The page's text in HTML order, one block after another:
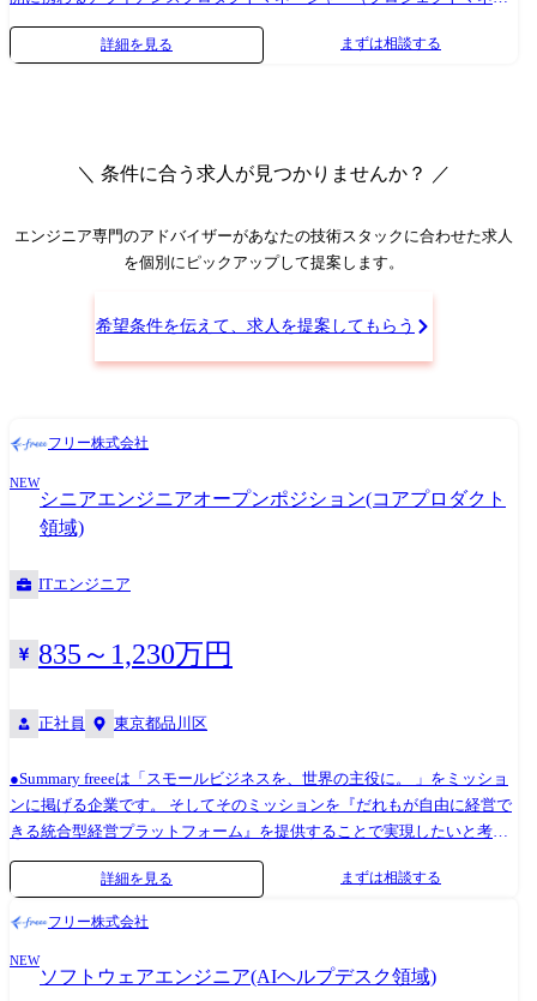
ジャー）を募集しています。 このポジションでは、金融機関と協力し、
新しい価値を地域のスモールビジネスに届ける事業の推進をお任せしま
ビジネスサイドのメンバーと連携しながら、プロジェクトを進めていき
テムとfreeeサービスデータの連携等）をリード ・パートナー会社とビジ
ネスモデルの構築を協働。ユーザーに価値を提供するサービス設計 ・ソ
領域と開発チームを結びつける架け橋として、プロジェクトの円滑な推
る業務内容が変更となる場合があります
詳細を見る まずは相談する
＼ 条件に合う求人が見つかりませんか？ ／
エンジニア専門のアドバイザーがあなたの技術スタックに合わせた求人
を個別にピックアップして提案します。
希望条件を伝えて、求人を提案してもらう
フリー株式会社
NEW
シニアエンジニアオープンポジション(コアプロダクト
領域)
ITエンジニア
835～1,230万円
正社員 東京都品川区
●Summary freeeは「スモールビジネスを、世界の主役に。 」をミッショ
ンに掲げる企業です。 そしてそのミッションを『だれもが自由に経営で
きる統合型経営プラットフォーム』を提供することで実現したいと考え
ています。 現在、私たちは単なる業務ソフトの提供を超え、日本のバッ
クオフィス全体の在り方を再定義するフェーズにあります。 特に「会
を超えて、AIネイティブなプロダクトへの変容が不可欠です。 そういっ
たAI新時代に適用できるシニアなハイスキルエンジニアを募集します。
詳細を見る まずは相談する
フリー株式会社
NEW
ソフトウェアエンジニア(AIヘルプデスク領域)